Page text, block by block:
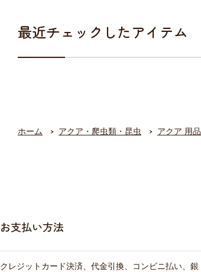
最近チェックしたアイテム
ホーム アクア・爬虫類・昆虫 アクア 用品
お支払い方法
クレジットカード決済、代金引換、コンビニ払い、銀